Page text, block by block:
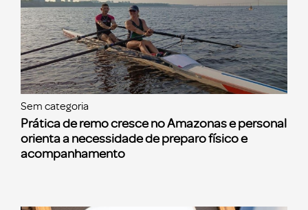
Sem categoria
Prática de remo cresce no Amazonas e personal
orienta a necessidade de preparo físico e
acompanhamento